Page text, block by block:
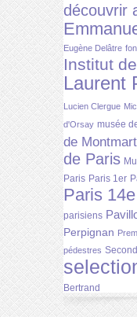
découvrir
Eugène Delâtre
Institut
Laurent
Lucien Clergue
d'Orsay musée
de
de Paris
Paris Paris 1er
Paris 14e
parisiens
Perpignan
pédestres
Bertrand